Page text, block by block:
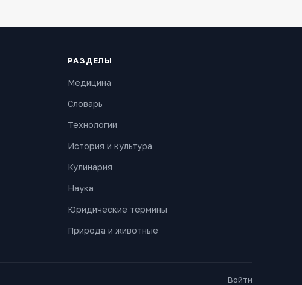
РАЗДЕЛЫ
Медицина
Словарь
Технологии
История и культура
Кулинария
Наука
Юридические термины
Природа и животные
Войти